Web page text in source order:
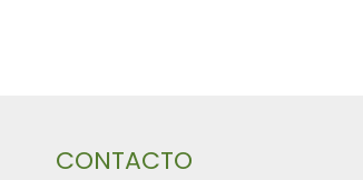
CONTACTO